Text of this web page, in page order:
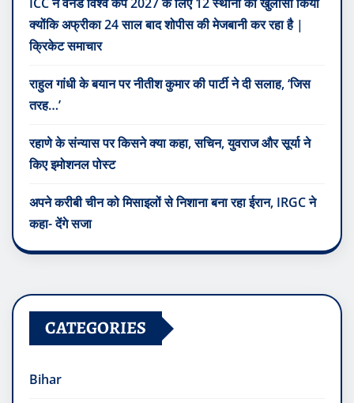
क्योंकि अफ्रीका 24 साल बाद शोपीस की मेजबानी कर रहा है |
क्रिकेट समाचार
राहुल गांधी के बयान पर नीतीश कुमार की पार्टी ने दी सलाह, ‘जिस
तरह…’
रहाणे के संन्यास पर किसने क्या कहा, सचिन, युवराज और सूर्या ने
किए इमोशनल पोस्ट
अपने करीबी चीन को मिसाइलों से निशाना बना रहा ईरान, IRGC ने
कहा- देंगे सजा
CATEGORIES
Bihar